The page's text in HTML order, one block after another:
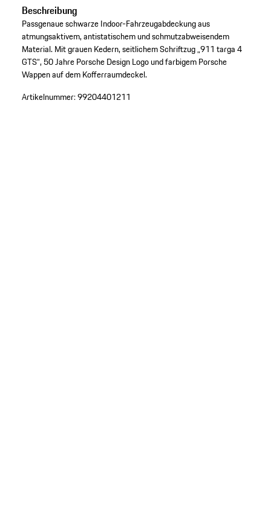
Beschreibung
Passgenaue schwarze Indoor-Fahrzeugabdeckung aus
atmungsaktivem, antistatischem und schmutzabweisendem
Material. Mit grauen Kedern, seitlichem Schriftzug „911 targa 4
GTS“, 50 Jahre Porsche Design Logo und farbigem Porsche
Wappen auf dem Kofferraumdeckel.
Artikelnummer:99204401211